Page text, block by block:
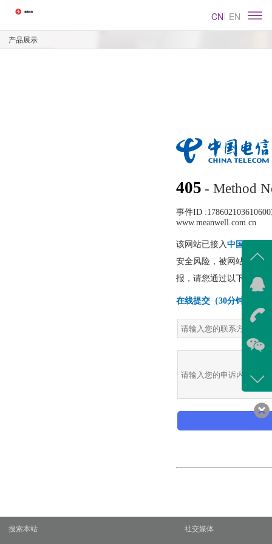
CN EN
产品展示
搜索本站 社交媒体
在线
我
咨询
客服